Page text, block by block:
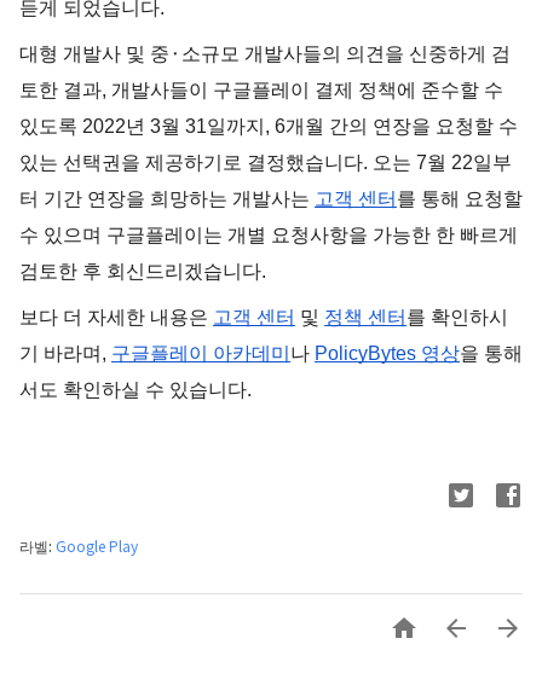
듣게 되었습니다.
대형 개발사 및 중⬝소규모 개발사들의 의견을 신중하게 검
토한 결과, 개발사들이 구글플레이 결제 정책에 준수할 수
있도록 2022년 3월 31일까지, 6개월 간의 연장을 요청할 수
있는 선택권을 제공하기로 결정했습니다. 오는 7월 22일부
터 기간 연장을 희망하는 개발사는 고객 센터 를 통해 요청할
수 있으며 구글플레이는 개별 요청사항을 가능한 한 빠르게
검토한 후 회신드리겠습니다.
보다 더 자세한 내용은 고객 센터 및 정책 센터 를 확인하시
기 바라며, 구글플레이 아카데미 나 PolicyBytes 영상을 통해
서도 확인하실 수 있습니다.
라벨: Google Play
  